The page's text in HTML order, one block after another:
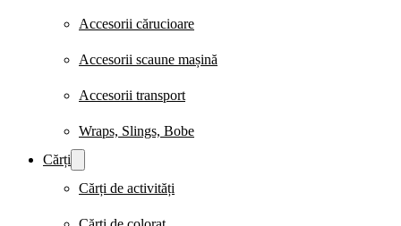
Accesorii cărucioare
Accesorii scaune mașină
Accesorii transport
Wraps, Slings, Bobe
Cărți
Cărți de activități